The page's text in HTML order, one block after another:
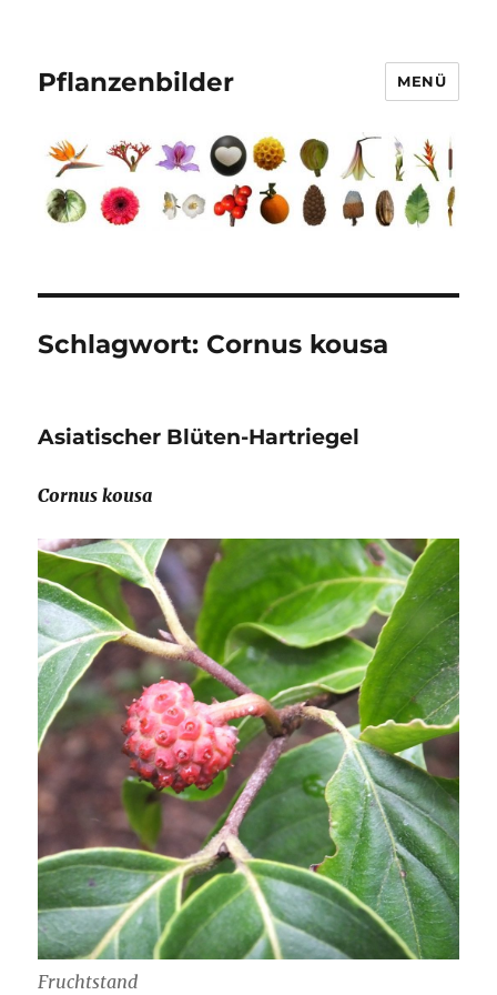
Pflanzenbilder MENÜ
Schlagwort: Cornus kousa
Asiatischer Blüten-Hartriegel
Cornus kousa
Fruchtstand